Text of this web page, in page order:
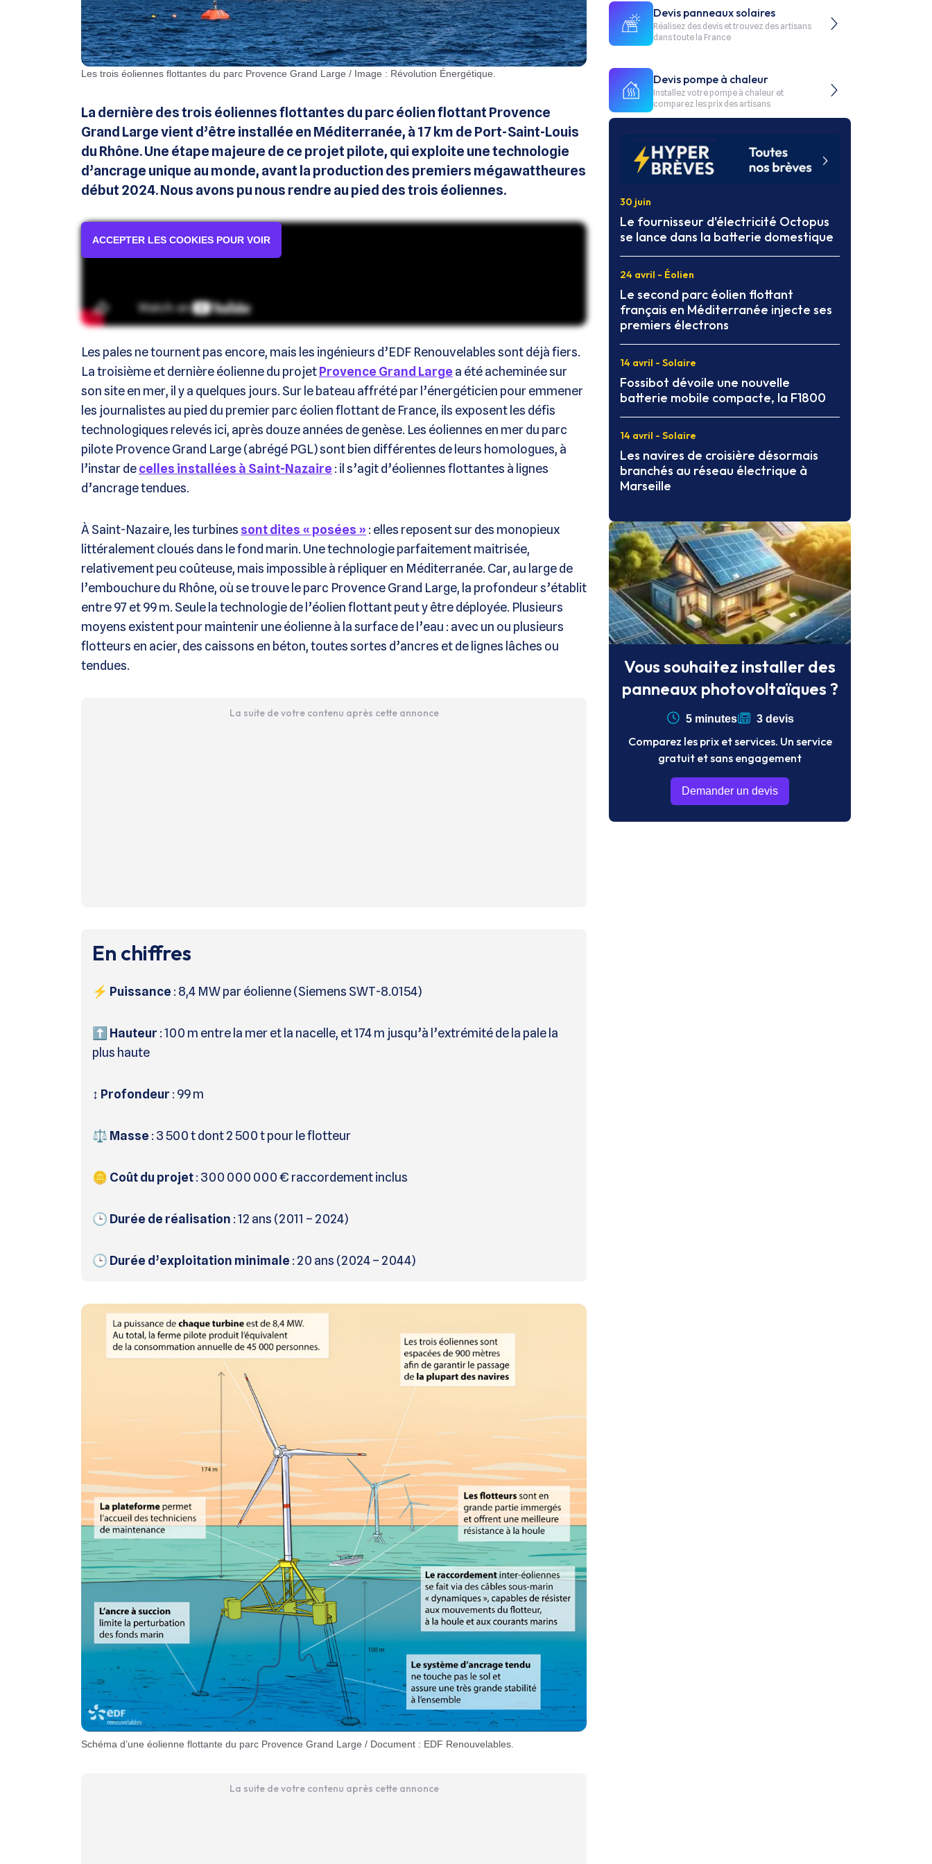
Les trois éoliennes flottantes du parc Provence Grand Large / Image : Révolution Énergétique.
La dernière des trois éoliennes flottantes du parc éolien flottant Provence
Grand Large vient d’être installée en Méditerranée, à 17 km de Port-Saint-Louis
du Rhône. Une étape majeure de ce projet pilote, qui exploite une technologie
d’ancrage unique au monde, avant la production des premiers mégawattheures
début 2024. Nous avons pu nous rendre au pied des trois éoliennes.
ACCEPTER LES COOKIES POUR VOIR
Les pales ne tournent pas encore, mais les ingénieurs d’EDF Renouvelables sont déjà fiers.
La troisième et dernière éolienne du projetProvence Grand Large a été acheminée sur
son site en mer, il y a quelques jours. Sur le bateau affrété par l’énergéticien pour emmener
les journalistes au pied du premier parc éolien flottant de France, ils exposent les défis
technologiques relevés ici, après douze années de genèse. Les éoliennes en mer du parc
pilote Provence Grand Large (abrégé PGL) sont bien différentes de leurs homologues, à
l’instar decelles installées à Saint-Nazaire : il s’agit d’éoliennes flottantes à lignes
d’ancrage tendues.
À Saint-Nazaire, les turbines sont dites « posées » : elles reposent sur des monopieux
littéralement cloués dans le fond marin. Une technologie parfaitement maitrisée,
relativement peu coûteuse, mais impossible à répliquer en Méditerranée. Car, au large de
l’embouchure du Rhône, où se trouve le parc Provence Grand Large, la profondeur s’établit
entre 97 et 99 m. Seule la technologie de l’éolien flottant peut y être déployée. Plusieurs
moyens existent pour maintenir une éolienne à la surface de l’eau : avec un ou plusieurs
flotteurs en acier, des caissons en béton, toutes sortes d’ancres et de lignes lâches ou
tendues.
La suite de votre contenu après cette annonce
En chiffres
⚡ Puissance : 8,4 MW par éolienne (Siemens SWT-8.0154)
⬆️ Hauteur : 100 m entre la mer et la nacelle, et 174 m jusqu’à l’extrémité de la pale la
plus haute
↕️ Profondeur : 99 m
⚖️ Masse : 3 500 t dont 2 500 t pour le flotteur
🪙 Coût du projet: 300 000 000 € raccordement inclus
🕒 Durée de réalisation : 12 ans (2011 – 2024)
🕒 Durée d’exploitation minimale : 20 ans (2024 – 2044)
Schéma d’une éolienne flottante du parc Provence Grand Large / Document : EDF Renouvelables.
La suite de votre contenu après cette annonce
Devis panneaux solaires
Réalisez des devis et trouvez des artisans
dans toute la France
Devis pompe à chaleur
Installez votre pompe à chaleur et
comparez les prix des artisans
30 juin
Le fournisseur d'électricité Octopus
se lance dans la batterie domestique
24 avril - Éolien
Le second parc éolien flottant
français en Méditerranée injecte ses
premiers électrons
14 avril - Solaire
Fossibot dévoile une nouvelle
batterie mobile compacte, la F1800
14 avril - Solaire
Les navires de croisière désormais
branchés au réseau électrique à
Marseille
Vous souhaitez installer des
panneaux photovoltaïques ?
5 minutes 3 devis
Comparez les prix et services. Un service
gratuit et sans engagement
Demander un devis